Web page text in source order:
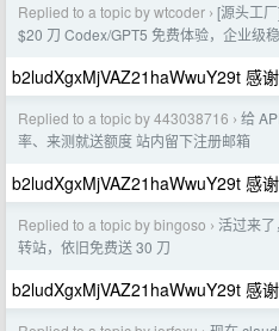
Replied to a topic by wtcoder › [源头工
$20 刀 Codex/GPT5 免费体验，企业级稳
b2ludXgxMjVAZ21haWwuY29t 感谢
Replied to a topic by 443038716 › 给
率、来测就送额度 站内留下注册邮箱
b2ludXgxMjVAZ21haWwuY29t 感谢
Replied to a topic by bingoso › 活过来
转站，依旧免费送 30 刀
b2ludXgxMjVAZ21haWwuY29t 感谢